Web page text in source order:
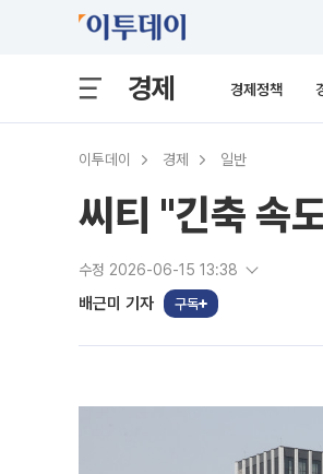
경제 경제정책
이투데이 경제 일반
씨티 "긴축 속
수정 2026-06-15 13:38
배근미 기자 구독